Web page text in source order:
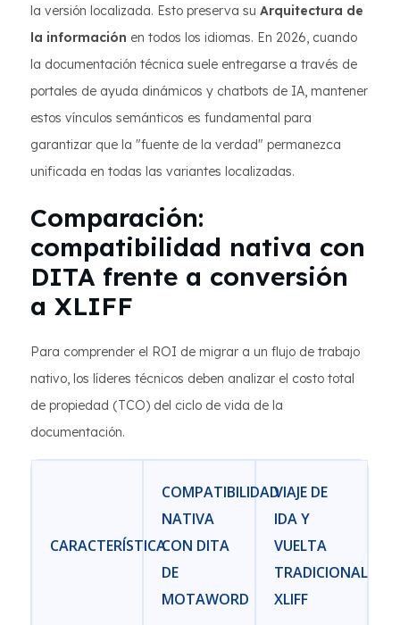
la versión localizada. Esto preserva su Arquitectura de
la información en todos los idiomas. En 2026, cuando
la documentación técnica suele entregarse a través de
portales de ayuda dinámicos y chatbots de IA, mantener
estos vínculos semánticos es fundamental para
garantizar que la "fuente de la verdad" permanezca
unificada en todas las variantes localizadas.
Comparación:
compatibilidad nativa con
DITA frente a conversión
a XLIFF
Para comprender el ROI de migrar a un flujo de trabajo
nativo, los líderes técnicos deben analizar el costo total
de propiedad (TCO) del ciclo de vida de la
documentación.
CARACTERÍSTICA
COMPATIBILIDAD
NATIVA
CON DITA
DE
MOTAWORD
VIAJE DE
IDA Y
VUELTA
TRADICIONAL
XLIFF